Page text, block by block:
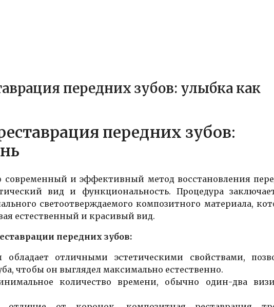
передних зубов: улыбка как
передних зубов:
современный и эффективный метод восстановления
вид и функциональность. Процедура
светоотверждаемого композитного материала,
естественный и красивый вид.
передних зубов:
отличными эстетическими свойствами,
чтобы он выглядел максимально естественно.
количество времени, обычно один-два